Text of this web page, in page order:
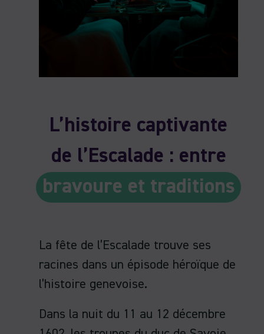
L’histoire captivante
de l’Escalade : entre
bravoure et traditions
La fête de l’Escalade trouve ses
racines dans un épisode héroïque de
l’histoire genevoise.
Dans la nuit du 11 au 12 décembre